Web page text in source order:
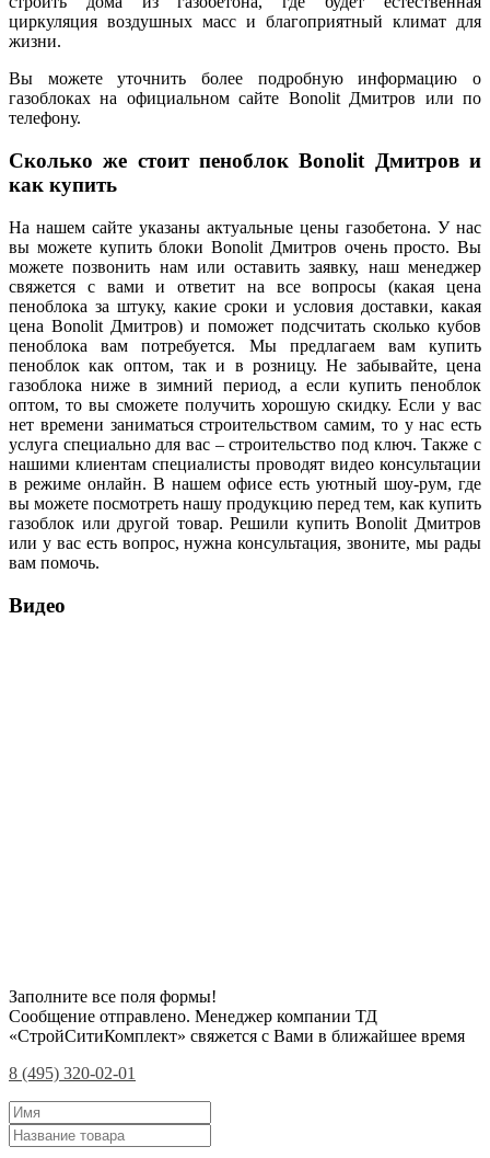
циркуляция воздушных масс и благоприятный климат для
жизни.
Вы можете уточнить более подробную информацию о
газоблоках на официальном сайте Bonolit Дмитров или по
телефону.
Сколько же стоит пеноблок Bonolit Дмитров и
как купить
На нашем сайте указаны актуальные цены газобетона. У нас
вы можете купить блоки Bonolit Дмитров очень просто. Вы
можете позвонить нам или оставить заявку, наш менеджер
свяжется с вами и ответит на все вопросы (какая цена
пеноблока за штуку, какие сроки и условия доставки, какая
цена Bonolit Дмитров) и поможет подсчитать сколько кубов
пеноблока вам потребуется. Мы предлагаем вам купить
пеноблок как оптом, так и в розницу. Не забывайте, цена
газоблока ниже в зимний период, а если купить пеноблок
оптом, то вы сможете получить хорошую скидку. Если у вас
нет времени заниматься строительством самим, то у нас есть
услуга специально для вас – строительство под ключ. Также с
нашими клиентам специалисты проводят видео консультации
в режиме онлайн. В нашем офисе есть уютный шоу-рум, где
вы можете посмотреть нашу продукцию перед тем, как купить
газоблок или другой товар. Решили купить Bonolit Дмитров
или у вас есть вопрос, нужна консультация, звоните, мы рады
вам помочь.
Видео
Заполните все поля формы!
Сообщение отправлено. Менеджер компании ТД
«СтройСитиКомплект» свяжется с Вами в ближайшее время
8 (495) 320-02-01